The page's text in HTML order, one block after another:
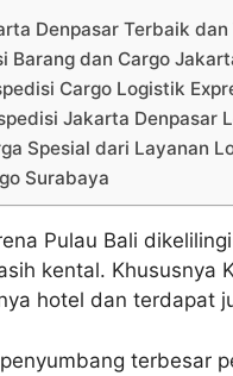
Denpasar Terbaik
Barang dan Cargo
Cargo Logistik
Jakarta Denpasar
Spesial dari Layanan
Surabaya
Pulau Bali
kental. Khususnya
hotel dan terdapat
terbesar